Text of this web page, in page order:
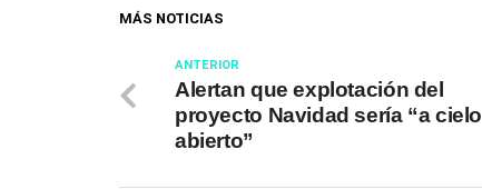
MÁS NOTICIAS
ANTERIOR
Alertan que explotación del
proyecto Navidad sería “a cielo
abierto”